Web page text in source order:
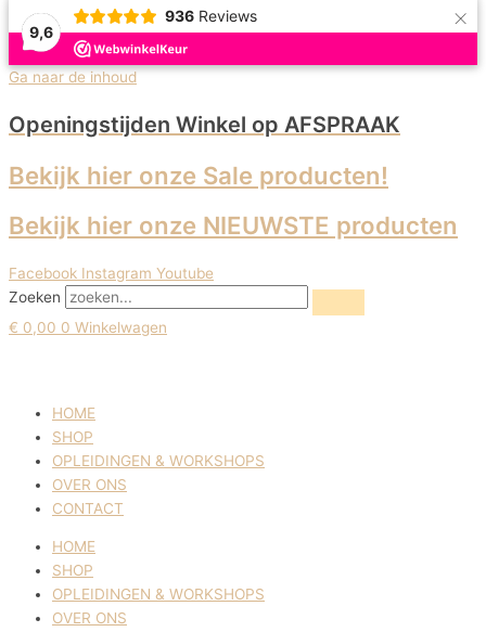
9,6
936 Reviews ×
Ga naar de inhoud
Openingstijden Winkel op AFSPRAAK
Bekijk hier onze Sale producten!
Bekijk hier onze NIEUWSTE producten
Facebook Instagram Youtube
Zoeken
€ 0,00 0 Winkelwagen
HOME
SHOP
OPLEIDINGEN & WORKSHOPS
OVER ONS
CONTACT
HOME
SHOP
OPLEIDINGEN & WORKSHOPS
OVER ONS
Uitverkoop!